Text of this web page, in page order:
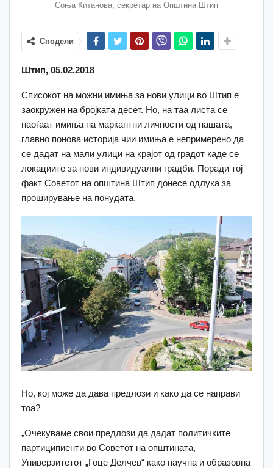
Соња Китанова, секретар на Општина Штип
Сподели
Штип, 05.02.2018
Списокот на можни имиња за нови улици во Штип е
заокружен на бројката десет. Но, на таа листа се
наоѓаат имиња на маркантни личности од нашата,
главно понова историја чии имиња е непримерено да
се дадат на мали улици на крајот од градот каде се
локациите за нови индивидуални градби. Поради тој
факт Советот на општина Штип донесе одлука за
проширување на понудата.
Но, кој може да дава предлози и како да се направи
тоа?
„Очекуваме свои предлози да дадат политичките
партиципиенти во Советот на општината,
Универзитетот „Гоце Делчев“ како научна и образовна